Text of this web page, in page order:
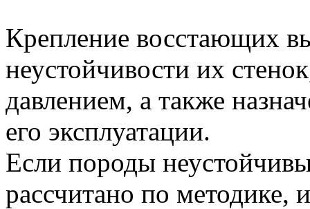
Крепление восстающих
неустойчивости их
давлением, а также
его эксплуатации.
Если породы
рассчитано по методике,